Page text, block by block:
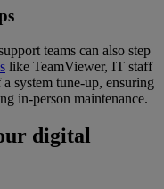
teams can also step
like TeamViewer, IT staff
system tune-up, ensuring
in-person maintenance.
digital